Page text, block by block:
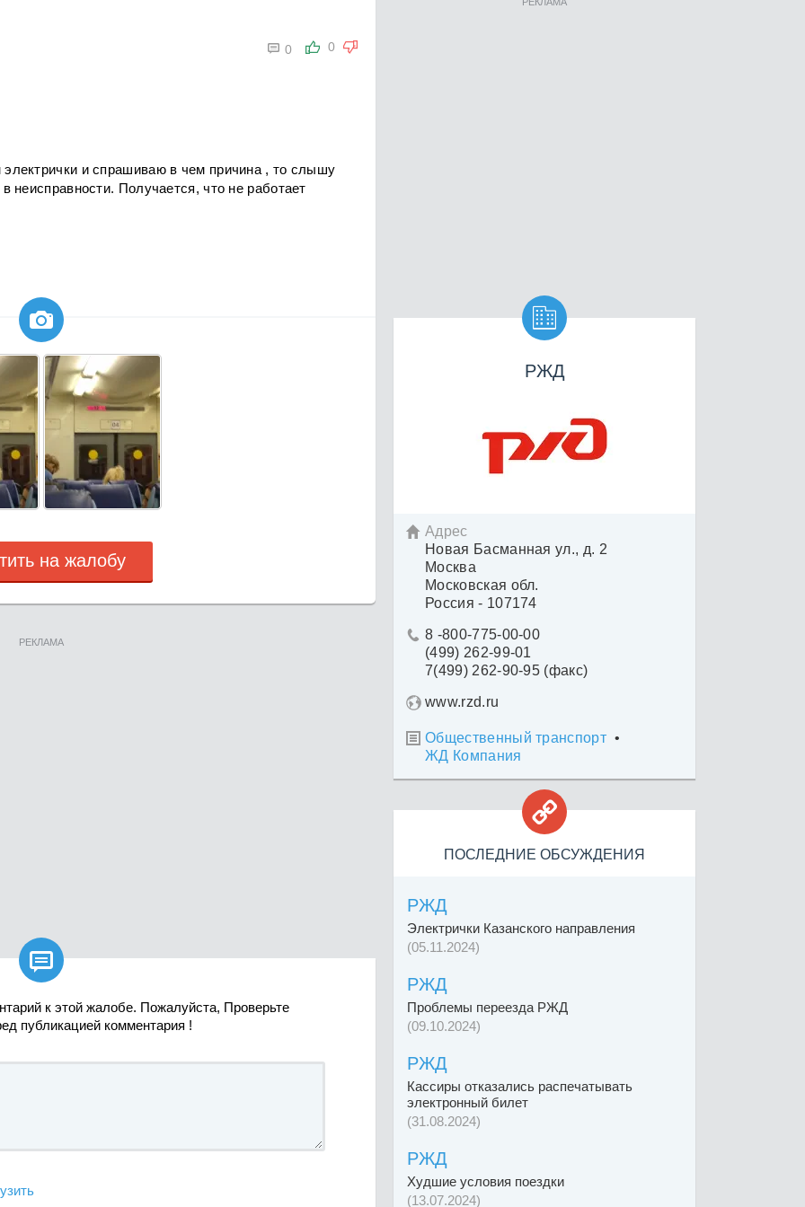
0
 0
и спрашиваю в чем причина , то слышу
неисправности. Получается, что не работает

на жалобу
РЕКЛАМА

к этой жалобе. Пожалуйста, Проверьте
публикацией комментария !

РЖД
 Адрес
Новая Басманная ул., д. 2
Москва
Московская обл.
Россия - 107174
 8 -800-775-00-00
(499) 262-99-01
7(499) 262-90-95 (факс)
www.rzd.ru
 Общественный транспорт •
ЖД Компания

ПОСЛЕДНИЕ ОБСУЖДЕНИЯ
РЖД
Электрички Казанского направления
(05.11.2024)
РЖД
Проблемы переезда РЖД
(09.10.2024)
РЖД
Кассиры отказались распечатывать
электронный билет
(31.08.2024)
РЖД
Худшие условия поездки
(13.07.2024)